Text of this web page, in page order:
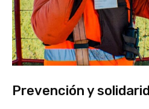
Prevención y